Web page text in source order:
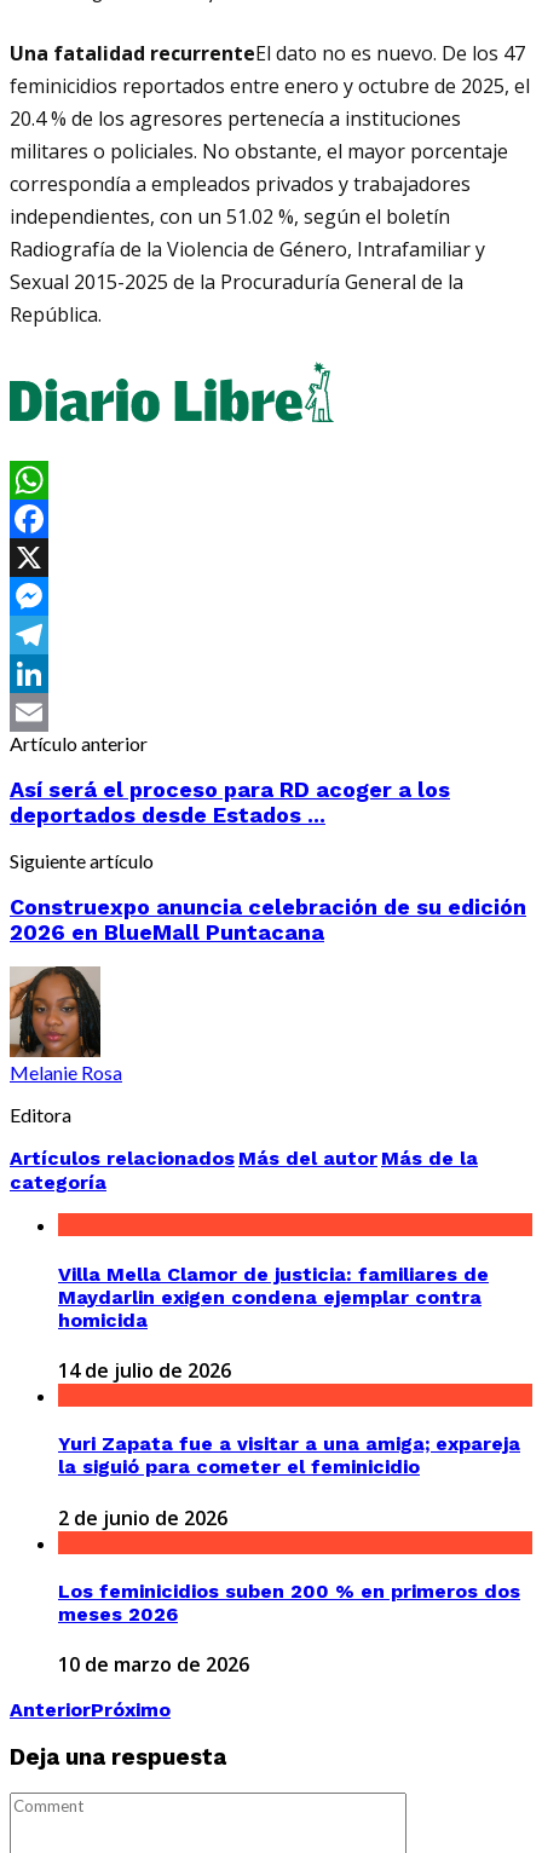
Una fatalidad recurrenteEl dato no es nuevo. De los 47
feminicidios reportados entre enero y octubre de 2025, el
20.4 % de los agresores pertenecía a instituciones
militares o policiales. No obstante, el mayor porcentaje
correspondía a empleados privados y trabajadores
independientes, con un 51.02 %, según el boletín
Radiografía de la Violencia de Género, Intrafamiliar y
Sexual 2015-2025 de la Procuraduría General de la
República.
WhatsApp
Facebook
X
Messenger
Telegram
LinkedIn
Email
Artículo anterior
Así será el proceso para RD acoger a los
deportados desde Estados ...
Siguiente artículo
Construexpo anuncia celebración de su edición
2026 en BlueMall Puntacana
Melanie Rosa
Editora
Artículos relacionados Más del autor Más de la
categoría
Villa Mella Clamor de justicia: familiares de
Maydarlin exigen condena ejemplar contra
homicida
14 de julio de 2026
Yuri Zapata fue a visitar a una amiga; expareja
la siguió para cometer el feminicidio
2 de junio de 2026
Los feminicidios suben 200 % en primeros dos
meses 2026
10 de marzo de 2026
AnteriorPróximo
Deja una respuesta